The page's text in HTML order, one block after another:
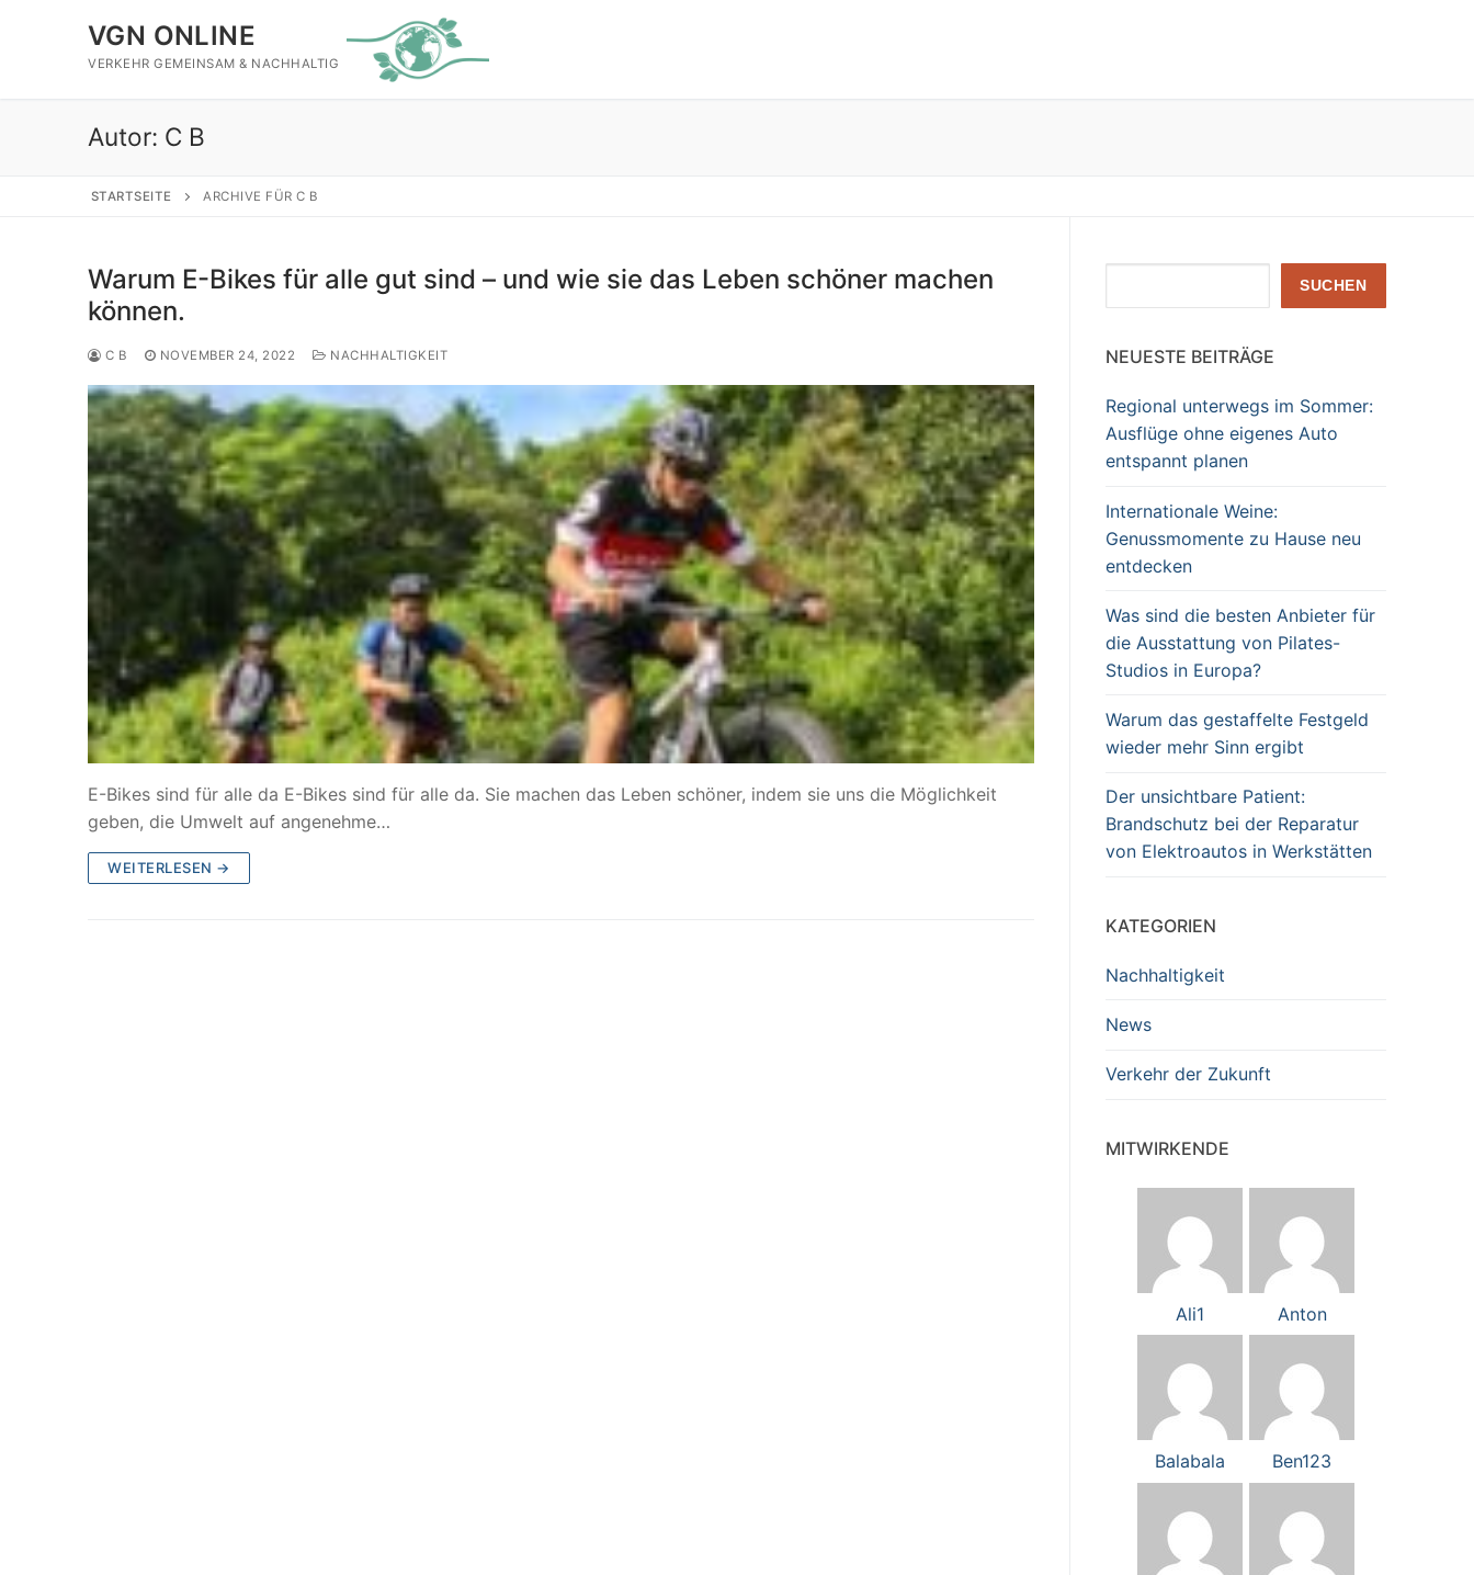
VGN ONLINE
VERKEHR GEMEINSAM & NACHHALTIG
Autor: C B
STARTSEITE ARCHIVE FÜR C B
Warum E-Bikes für alle gut sind – und wie sie das Leben schöner machen
können.
C B NOVEMBER 24, 2022 NACHHALTIGKEIT
E-Bikes sind für alle da E-Bikes sind für alle da. Sie machen das Leben schöner, indem sie uns die Möglichkeit
geben, die Umwelt auf angenehme…
WEITERLESEN →
SUCHEN
NEUESTE BEITRÄGE
Regional unterwegs im Sommer:
Ausflüge ohne eigenes Auto
entspannt planen
Internationale Weine:
Genussmomente zu Hause neu
entdecken
Was sind die besten Anbieter für
die Ausstattung von Pilates-
Studios in Europa?
Warum das gestaffelte Festgeld
wieder mehr Sinn ergibt
Der unsichtbare Patient:
Brandschutz bei der Reparatur
von Elektroautos in Werkstätten
KATEGORIEN
Nachhaltigkeit
News
Verkehr der Zukunft
MITWIRKENDE
Ali1 Anton
Balabala Ben123